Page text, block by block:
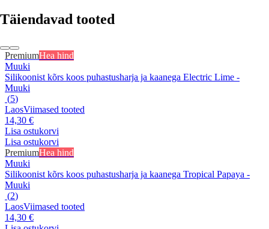
Täiendavad tooted
PremiumHea hind
Muuki
Silikoonist kõrs koos puhastusharja ja kaanega Electric Lime -
Muuki
(5)
LaosViimased tooted
14,30 €
Lisa ostukorvi
Lisa ostukorvi
PremiumHea hind
Muuki
Silikoonist kõrs koos puhastusharja ja kaanega Tropical Papaya -
Muuki
(2)
LaosViimased tooted
14,30 €